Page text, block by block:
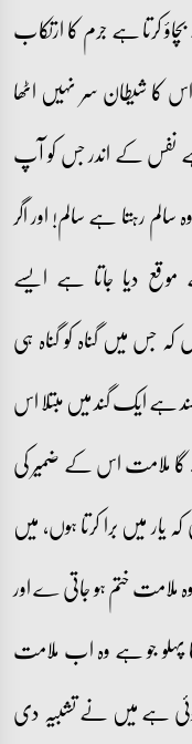
کرتا ہے جرم کا ارتکاب
اس کا شیطان سر نہیں اٹھا
نفس کے اندر جس کو آپ
رہتا ہے سالم! اور اگر
دیا جاتا ہے ایسے
میں گناہ کو گناہ ہی
ہے ایک گند میں مبتلا اس
گا ملامت اس کے ضمیر کی
میں برا کرتا ہوں، میں
ملامت ختم ہو جاتی ے اور
پہلو جو ہے وہ اب ملامت
ہے میں نے تشبیہ دی